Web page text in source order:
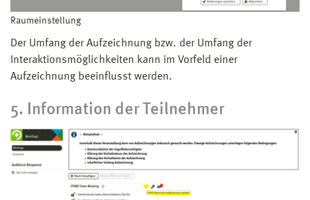
Raumeinstellung
Der Umfang der Aufzeichnung bzw. der Umfang der
Interaktionsmöglichkeiten kann im Vorfeld einer
Aufzeichnung beeinflusst werden.
5. Information der Teilnehmer